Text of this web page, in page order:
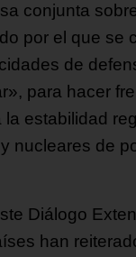
conjunta
por el que se
de
para hacer
la estabilidad
nucleares de
Diálogo
han